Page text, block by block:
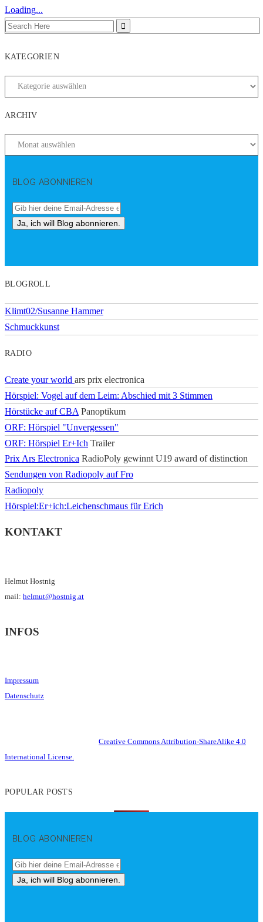
Loading...
KATEGORIEN
ARCHIV
BLOG ABONNIEREN
BLOGROLL
Klimt02/Susanne Hammer
Schmuckkunst
RADIO
Create your world ars prix electronica
Hörspiel: Vogel auf dem Leim: Abschied mit 3 Stimmen
Hörstücke auf CBA Panoptikum
ORF: Hörspiel "Unvergessen"
ORF: Hörspiel Er+Ich Trailer
Prix Ars Electronica RadioPoly gewinnt U19 award of distinction
Sendungen von Radiopoly auf Fro
Radiopoly
Hörspiel:Er+ich:Leichenschmaus für Erich
KONTAKT
Helmut Hostnig
mail: helmut@hostnig.at
INFOS
Impressum
Datenschutz
Creative Commons Attribution-ShareAlike 4.0
International License.
POPULAR POSTS
BLOG ABONNIEREN